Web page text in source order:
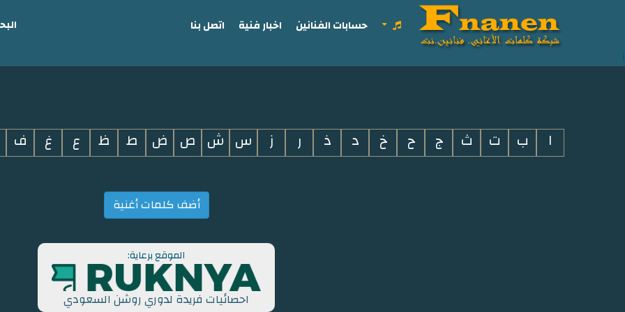
i
حسابات الفنانين اخبار فنية اتصل بنا
ا ب ت ث ج ح خ د ذ ر ز س ش ص ض ط ظ ع غ ف
أضف كلمات أغنية
الموقع برعاية:
احصائيات فريدة لدوري روشن السعودي